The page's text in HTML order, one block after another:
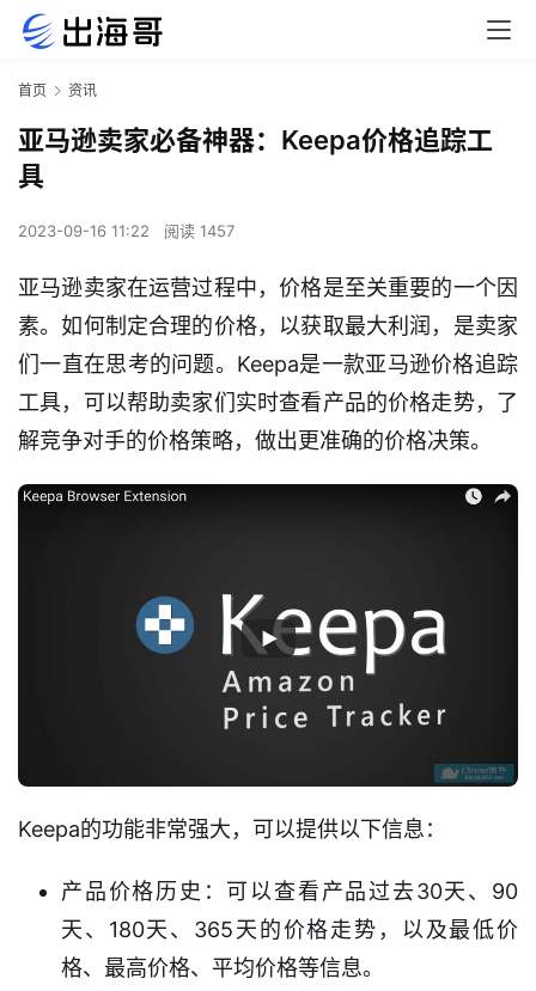
首页 资讯
亚马逊卖家必备神器：Keepa价格追踪工
具
2023-09-16 11:22 阅读 1457
亚马逊卖家在运营过程中，价格是至关重要的一个因
素。如何制定合理的价格，以获取最大利润，是卖家
们一直在思考的问题。Keepa是一款亚马逊价格追踪
工具，可以帮助卖家们实时查看产品的价格走势，了
解竞争对手的价格策略，做出更准确的价格决策。
Keepa的功能非常强大，可以提供以下信息：
产品价格历史：可以查看产品过去30天、90
天、180天、365天的价格走势，以及最低价
格、最高价格、平均价格等信息。